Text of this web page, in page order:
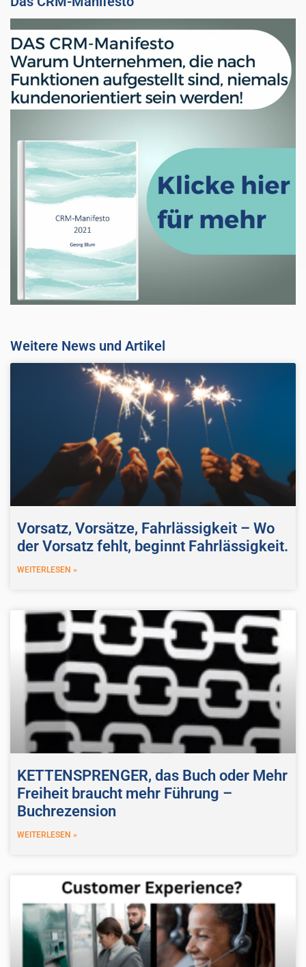
Weitere News und Artikel
Vorsatz, Vorsätze, Fahrlässigkeit – Wo
der Vorsatz fehlt, beginnt Fahrlässigkeit.
WEITERLESEN »
KETTENSPRENGER, das Buch oder Mehr
Freiheit braucht mehr Führung –
Buchrezension
WEITERLESEN »